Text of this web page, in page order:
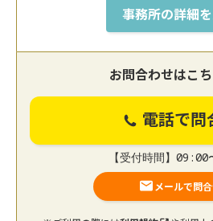
事務所の詳細
お問合わせはこ
電話で問
【受付時間】
メールで問